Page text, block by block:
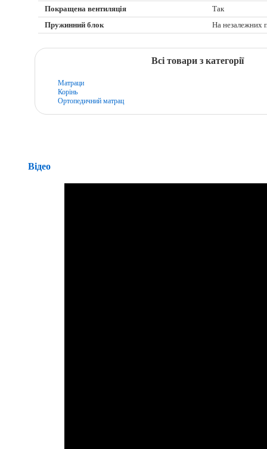
Покращена вентиляція
Так
Пружинний блок
На незалежних
Всі товари з категорії
Матраци
Корінь
Ортопедичний матрац
Відео